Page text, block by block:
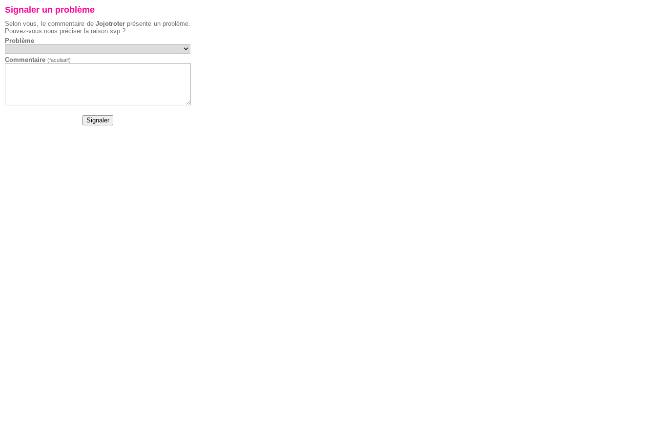
Signaler un problème
Selon vous, le commentaire de Jojotroterprésente un problème.
Pouvez-vous nous préciser la raison svp ?
Problème
Commentaire (facultatif)